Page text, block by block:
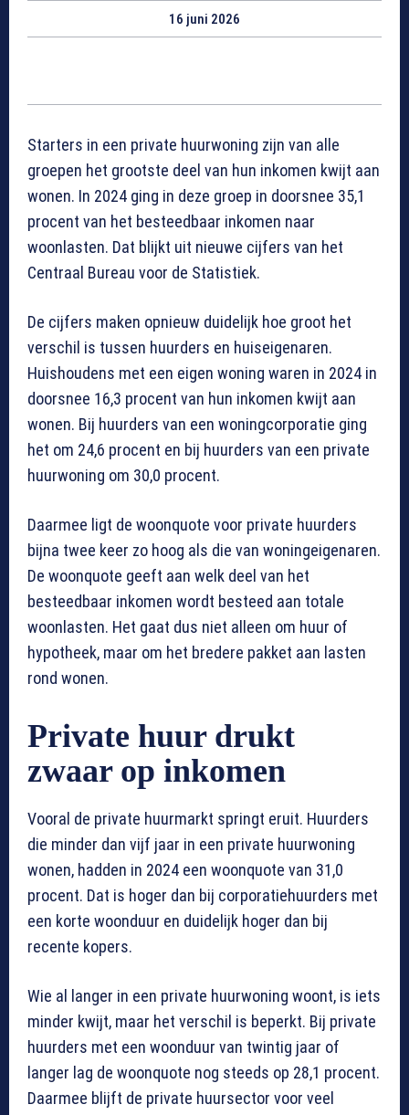
16 juni 2026
Starters in een private huurwoning zijn van alle
groepen het grootste deel van hun inkomen kwijt aan
wonen. In 2024 ging in deze groep in doorsnee 35,1
procent van het besteedbaar inkomen naar
woonlasten. Dat blijkt uit nieuwe cijfers van het
Centraal Bureau voor de Statistiek.
De cijfers maken opnieuw duidelijk hoe groot het
verschil is tussen huurders en huiseigenaren.
Huishoudens met een eigen woning waren in 2024 in
doorsnee 16,3 procent van hun inkomen kwijt aan
wonen. Bij huurders van een woningcorporatie ging
het om 24,6 procent en bij huurders van een private
huurwoning om 30,0 procent.
Daarmee ligt de woonquote voor private huurders
bijna twee keer zo hoog als die van woningeigenaren.
De woonquote geeft aan welk deel van het
besteedbaar inkomen wordt besteed aan totale
woonlasten. Het gaat dus niet alleen om huur of
hypotheek, maar om het bredere pakket aan lasten
rond wonen.
Private huur drukt
zwaar op inkomen
Vooral de private huurmarkt springt eruit. Huurders
die minder dan vijf jaar in een private huurwoning
wonen, hadden in 2024 een woonquote van 31,0
procent. Dat is hoger dan bij corporatiehuurders met
een korte woonduur en duidelijk hoger dan bij
recente kopers.
Wie al langer in een private huurwoning woont, is iets
minder kwijt, maar het verschil is beperkt. Bij private
huurders met een woonduur van twintig jaar of
langer lag de woonquote nog steeds op 28,1 procent.
Daarmee blijft de private huursector voor veel